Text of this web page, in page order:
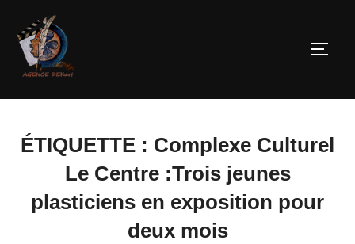
ÉTIQUETTE : Complexe Culturel
Le Centre :Trois jeunes
plasticiens en exposition pour
deux mois